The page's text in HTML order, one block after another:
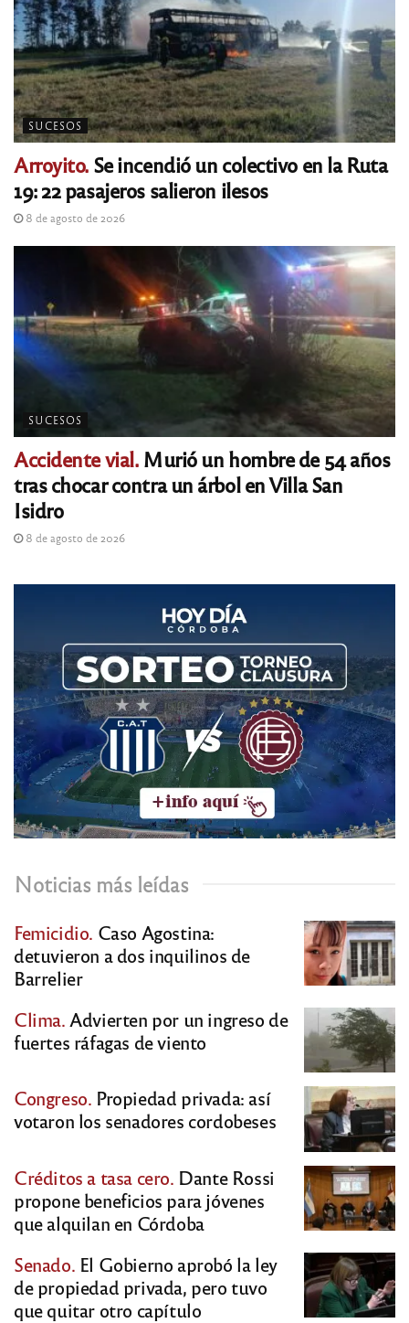
SUCESOS
Arroyito. Se incendió un colectivo en la Ruta
19: 22 pasajeros salieron ilesos
8 de agosto de 2026
SUCESOS
Accidente vial.Murió un hombre de 54 años
tras chocar contra un árbol en Villa San
Isidro
8 de agosto de 2026
Noticias más leídas
Femicidio. Caso Agostina:
detuvieron a dos inquilinos de
Barrelier
Clima. Advierten por un ingreso de
fuertes ráfagas de viento
Congreso. Propiedad privada: así
votaron los senadores cordobeses
Créditos a tasa cero. Dante Rossi
propone beneficios para jóvenes
que alquilan en Córdoba
Senado. El Gobierno aprobó la ley
de propiedad privada, pero tuvo
que quitar otro capítulo